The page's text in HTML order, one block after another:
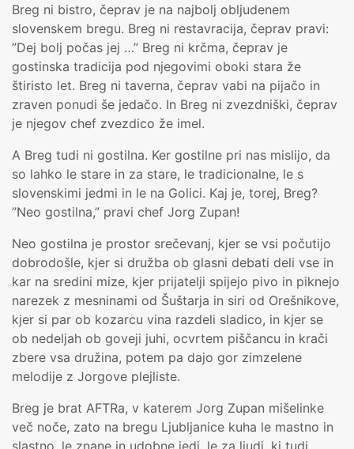
Breg ni bistro, čeprav je na najbolj obljudenem
slovenskem bregu. Breg ni restavracija, čeprav pravi:
”Dej bolj počas jej …” Breg ni krčma, čeprav je
gostinska tradicija pod njegovimi oboki stara že
štiristo let. Breg ni taverna, čeprav vabi na pijačo in
zraven ponudi še jedačo. In Breg ni zvezdniški, čeprav
je njegov chef zvezdico že imel.
A Breg tudi ni gostilna. Ker gostilne pri nas mislijo, da
so lahko le stare in za stare, le tradicionalne, le s
slovenskimi jedmi in le na Golici. Kaj je, torej, Breg?
”Neo gostilna,” pravi chef Jorg Zupan!
Neo gostilna je prostor srečevanj, kjer se vsi počutijo
dobrodošle, kjer si družba ob glasni debati deli vse in
kar na sredini mize, kjer prijatelji spijejo pivo in piknejo
narezek z mesninami od Šuštarja in siri od Orešnikove,
kjer si par ob kozarcu vina razdeli sladico, in kjer se
ob nedeljah ob goveji juhi, ocvrtem piščancu in krači
zbere vsa družina, potem pa dajo gor zimzelene
melodije z Jorgove plejliste.
Breg je brat AFTRa, v katerem Jorg Zupan mišelinke
več noče, zato na bregu Ljubljanice kuha le mastno in
slastno, le znane in udobne jedi, le za ljudi, ki tudi